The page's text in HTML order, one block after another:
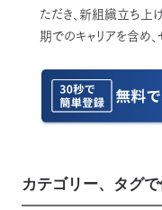
ただき、新組織立ち上
期でのキャリアを含め、
カテゴリー、タグ